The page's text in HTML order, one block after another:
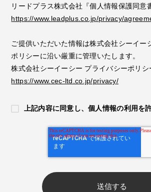
リードプラス株式会社『個人情報保護同意
https://www.leadplus.co.jp/privacy/
ご提供いただいた情報は株式会社シーイー
ポリシーに沿い厳重に管理いたします。
株式会社シーイーシー プライバシーポリシ
https://www.cec-ltd.co.jp/privacy/
上記内容に同意し、個人情報の利用を